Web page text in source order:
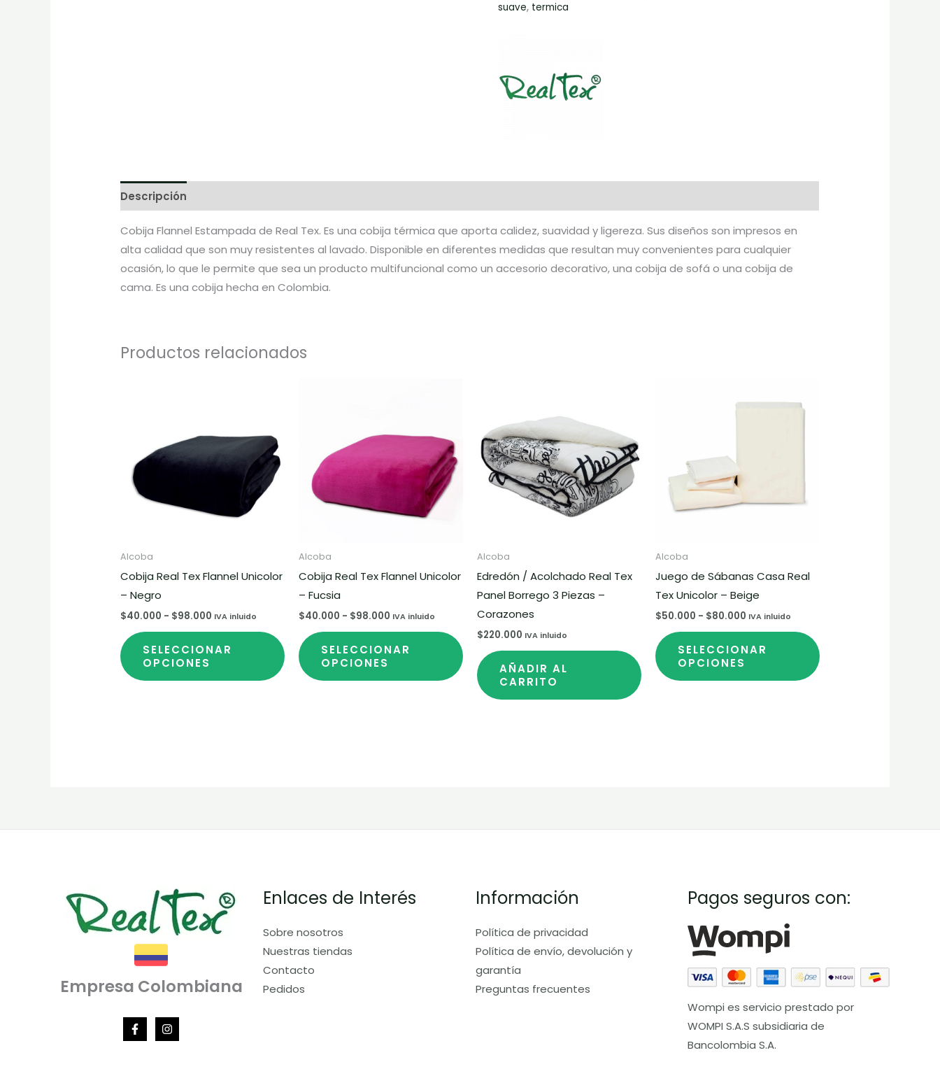
suave, termica
Descripción
Cobija Flannel Estampada de Real Tex. Es una cobija térmica que aporta calidez, suavidad y ligereza. Sus diseños son impresos en
alta calidad que son muy resistentes al lavado. Disponible en diferentes medidas que resultan muy convenientes para cualquier
ocasión, lo que le permite que sea un producto multifuncional como un accesorio decorativo, una cobija de sofá o una cobija de
cama. Es una cobija hecha en Colombia.
Productos relacionados
Alcoba
Cobija Real Tex Flannel Unicolor
– Negro
$40.000 - $98.000
$98.000
IVA inluido
SELECCIONAR
OPCIONES
variantes.
opciones
elegir
página
producto
Alcoba
Cobija Real Tex Flannel Unicolor
– Fucsia
$40.000 - $98.000
$40.000
IVA inluido
SELECCIONAR
OPCIONES
múltiples
variantes.
elegir
página
producto
Alcoba
Edredón / Acolchado Real Tex
Panel Borrego 3 Piezas –
Corazones
$220.000 IVA inluido
AÑADIR AL
CARRITO
Alcoba
Juego de Sábanas Casa Real
Tex Unicolor – Beige
$50.000 - $80.000 IVA inluido
SELECCIONAR
OPCIONES
producto
Empresa Colombiana
Enlaces de Interés
Sobre nosotros
Nuestras tiendas
Contacto
Pedidos
Información
Política de privacidad
Política de envío, devolución y
garantía
Preguntas frecuentes
Pagos seguros con:
Wompi es servicio prestado por
WOMPI S.A.S subsidiaria de
Bancolombia S.A.